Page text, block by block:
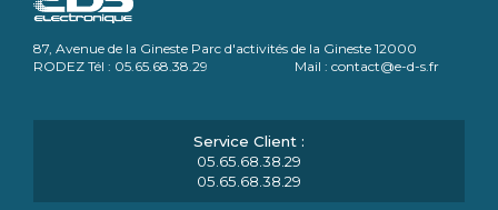
87, Avenue de la Gineste Parc d'activités de la Gineste 12000
RODEZ Tél : 05.65.68.38.29 Mail : contact@e-d-s.fr
05.65.68.38.29
05.65.68.38.29